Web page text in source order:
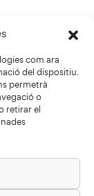
com ara
del dispositiu.
permetrà
o
retirar el